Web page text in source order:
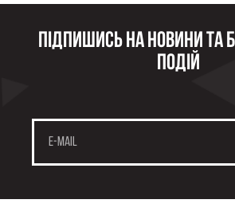
Підпишись на новини та
подій